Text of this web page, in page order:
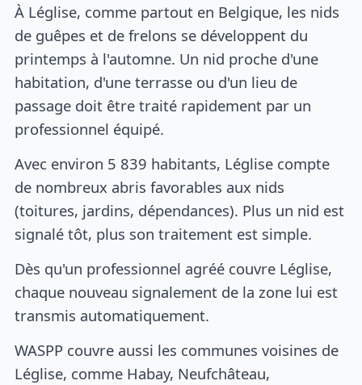
À Léglise, comme partout en Belgique, les nids
de guêpes et de frelons se développent du
printemps à l'automne. Un nid proche d'une
habitation, d'une terrasse ou d'un lieu de
passage doit être traité rapidement par un
professionnel équipé.
Avec environ 5 839 habitants, Léglise compte
de nombreux abris favorables aux nids
(toitures, jardins, dépendances). Plus un nid est
signalé tôt, plus son traitement est simple.
Dès qu'un professionnel agréé couvre Léglise,
chaque nouveau signalement de la zone lui est
transmis automatiquement.
WASPP couvre aussi les communes voisines de
Léglise, comme Habay, Neufchâteau,